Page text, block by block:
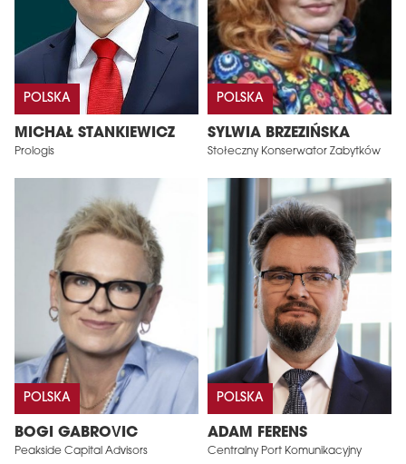
POLSKA
MICHAŁ STANKIEWICZ
Prologis
POLSKA
SYLWIA BRZEZIŃSKA
Stołeczny Konserwator Zabytków
POLSKA
BOGI GABROVIC
Peakside Capital Advisors
POLSKA
ADAM FERENS
Centralny Port Komunikacyjny